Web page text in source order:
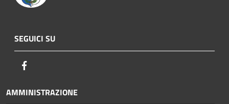
SEGUICI SU
AMMINISTRAZIONE